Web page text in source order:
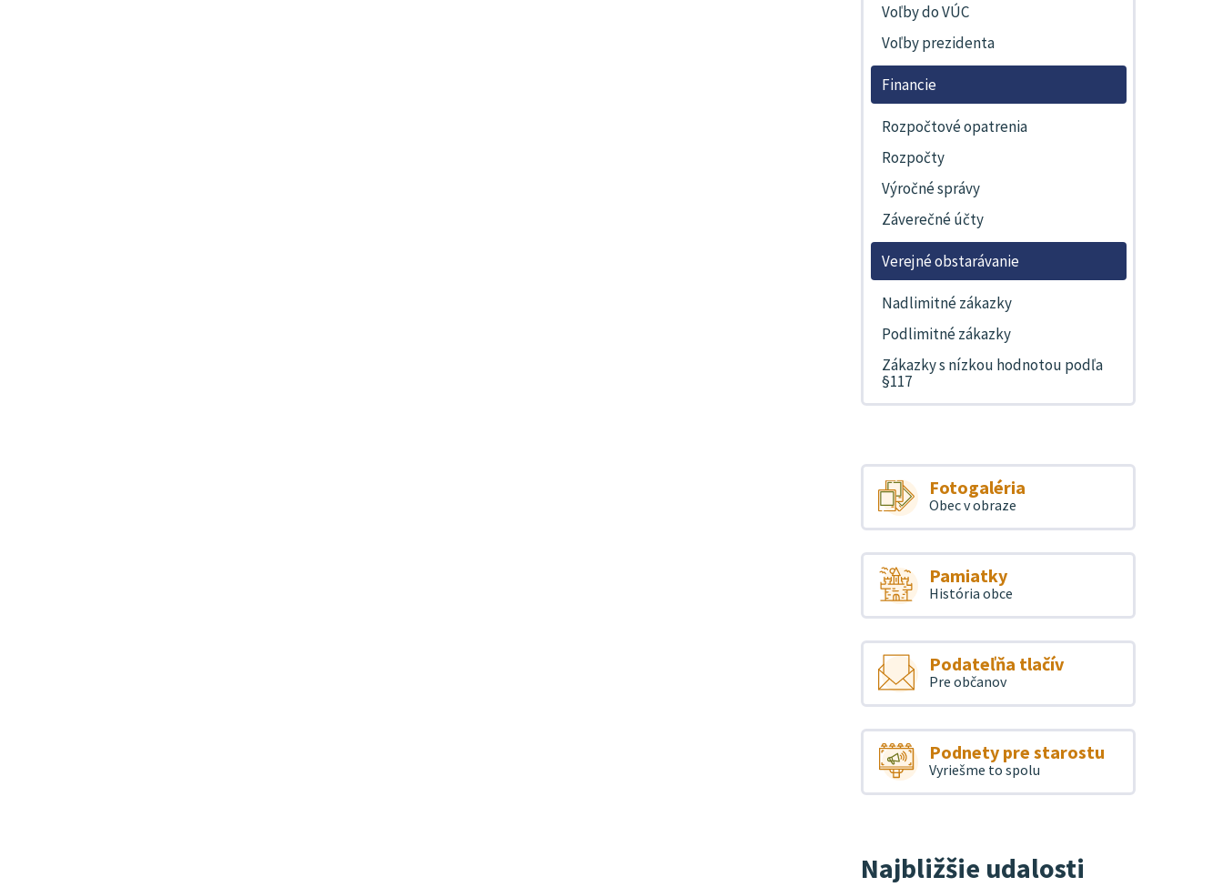
Voľby do VÚC
Voľby prezidenta
Financie
Rozpočtové opatrenia
Rozpočty
Výročné správy
Záverečné účty
Verejné obstarávanie
Nadlimitné zákazky
Podlimitné zákazky
Zákazky s nízkou hodnotou podľa
§117
Fotogaléria
Obec v obraze
Pamiatky
História obce
Podateľňa tlačív
Pre občanov
Podnety pre starostu
Vyriešme to spolu
Najbližšie udalosti